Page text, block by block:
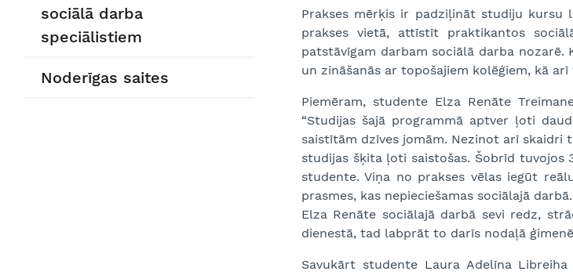
sociālā darba
speciālistiem
Noderīgas saites
Prakses mērķis ir padziļināt studiju kursu
prakses vietā, attīstīt praktikantos
patstāvīgam darbam sociālā darba
un zināšanās ar topošajiem kolēģiem, kā
Piemēram, studente Elza Renāte
“Studijas šajā programmā aptver ļoti
saistītām dzīves jomām. Nezinot arī skaidri
studijas šķita ļoti saistošas. Šobrīd tuvojos
studente. Viņa no prakses vēlas iegūt
prasmes, kas nepieciešamas sociālajā darbā.
Elza Renāte sociālajā darbā sevi redz,
dienestā, tad labprāt to darīs nodaļā
Savukārt studente Laura Adelīna